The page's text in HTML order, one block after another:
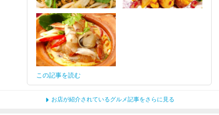
この記事を読む
お店が紹介されているグルメ記事をさらに見る